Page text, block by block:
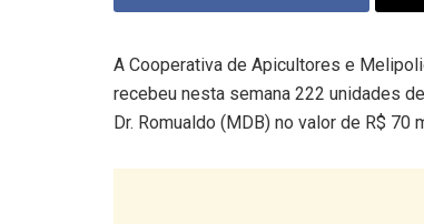
A Cooperativa de Apicultores e
recebeu nesta semana 222 unidades
Dr. Romualdo (MDB) no valor de R$ 70